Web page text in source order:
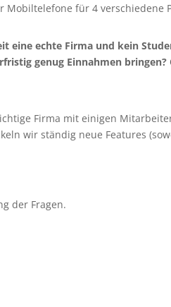
Mobiltelefone für 4 verschiedene
eine echte Firma und kein
genug Einnahmen
Firma mit einigen
wir ständig neue Features
der Fragen.